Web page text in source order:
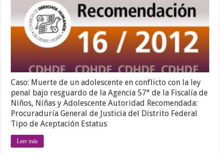
Caso: Muerte de un adolescente en conflicto con la ley
penal bajo resguardo de la Agencia 57° de la Fiscalía de
Niños, Niñas y Adolescente Autoridad Recomendada:
Procuraduría General de Justicia del Distrito Federal
Tipo de Aceptación Estatus
Leer más